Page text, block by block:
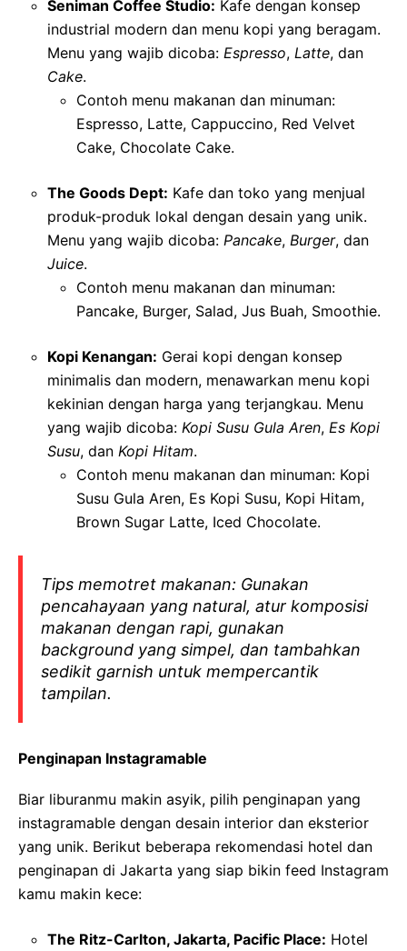
Seniman Coffee Studio: Kafe dengan konsep
industrial modern dan menu kopi yang beragam.
Menu yang wajib dicoba: Espresso, Latte, dan
Cake.
Contoh menu makanan dan minuman:
Espresso, Latte, Cappuccino, Red Velvet
Cake, Chocolate Cake.
The Goods Dept: Kafe dan toko yang menjual
produk-produk lokal dengan desain yang unik.
Menu yang wajib dicoba: Pancake, Burger, dan
Juice.
Contoh menu makanan dan minuman:
Pancake, Burger, Salad, Jus Buah, Smoothie.
Kopi Kenangan: Gerai kopi dengan konsep
minimalis dan modern, menawarkan menu kopi
kekinian dengan harga yang terjangkau. Menu
yang wajib dicoba: Kopi Susu Gula Aren, Es Kopi
Susu, dan Kopi Hitam.
Contoh menu makanan dan minuman: Kopi
Susu Gula Aren, Es Kopi Susu, Kopi Hitam,
Brown Sugar Latte, Iced Chocolate.
Tips memotret makanan: Gunakan
pencahayaan yang natural, atur komposisi
makanan dengan rapi, gunakan
background yang simpel, dan tambahkan
sedikit garnish untuk mempercantik
tampilan.
Penginapan Instagramable
Biar liburanmu makin asyik, pilih penginapan yang
instagramable dengan desain interior dan eksterior
yang unik. Berikut beberapa rekomendasi hotel dan
penginapan di Jakarta yang siap bikin feed Instagram
kamu makin kece:
The Ritz-Carlton, Jakarta, Pacific Place: Hotel